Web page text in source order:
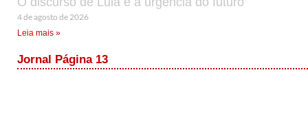
4 de agosto de 2026
Leia mais »
Jornal Página 13